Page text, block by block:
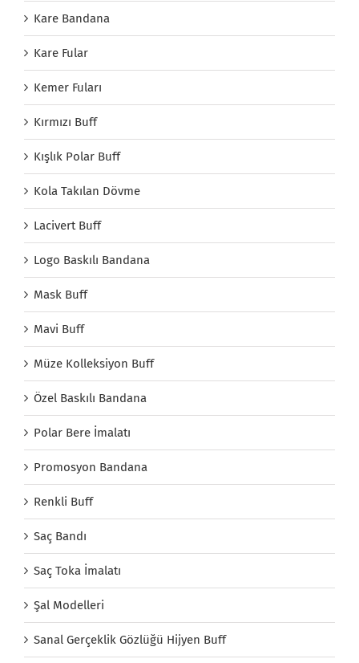
Kare Bandana
Kare Fular
Kemer Fuları
Kırmızı Buff
Kışlık Polar Buff
Kola Takılan Dövme
Lacivert Buff
Logo Baskılı Bandana
Mask Buff
Mavi Buff
Müze Kolleksiyon Buff
Özel Baskılı Bandana
Polar Bere İmalatı
Promosyon Bandana
Renkli Buff
Saç Bandı
Saç Toka İmalatı
Şal Modelleri
Sanal Gerçeklik Gözlüğü Hijyen Buff